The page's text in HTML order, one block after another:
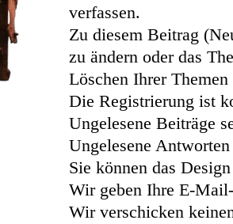
verfassen.
Zu diesem Beitrag
zu ändern oder das
Löschen Ihrer
Die Registrierung ist
Ungelesene Beiträge
Ungelesene
Sie können das
Wir geben Ihre E-
Wir verschicken